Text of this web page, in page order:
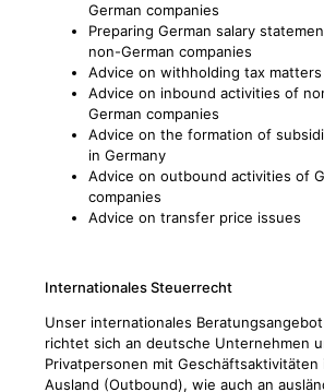
German companies
Preparing German salary
non-German companies
Advice on withholding tax matters
Advice on inbound activities of
German companies
Advice on the formation of
in Germany
Advice on outbound activities of
companies
Advice on transfer price issues
Internationales Steuerrecht
Unser internationales Beratungsangebot
richtet sich an deutsche Unternehmen
Privatpersonen mit Geschäftsaktivitäten
Ausland (Outbound), wie auch an